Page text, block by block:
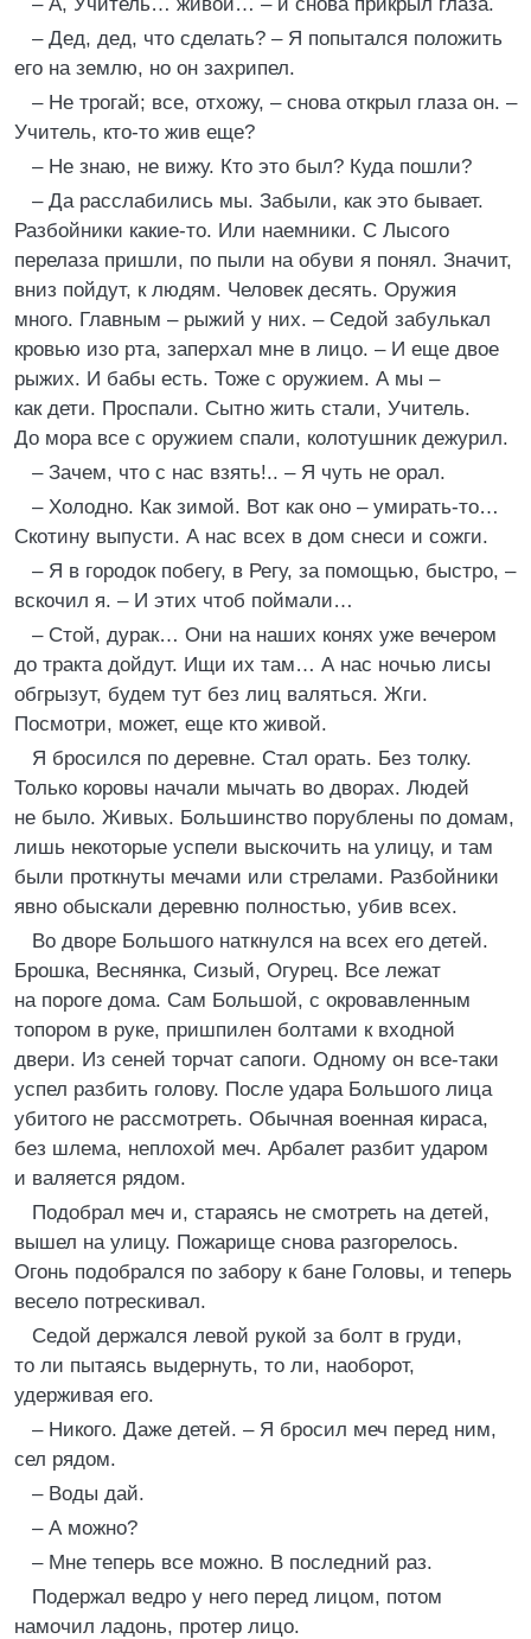
– Дед, дед, что сделать? – Я попытался положить
его на землю, но он захрипел.
– Не трогай; все, отхожу, – снова открыл глаза он. –
Учитель, кто-то жив еще?
– Не знаю, не вижу. Кто это был? Куда пошли?
– Да расслабились мы. Забыли, как это бывает.
Разбойники какие-то. Или наемники. С Лысого
перелаза пришли, по пыли на обуви я понял. Значит,
вниз пойдут, к людям. Человек десять. Оружия
много. Главным – рыжий у них. – Седой забулькал
кровью изо рта, заперхал мне в лицо. – И еще двое
рыжих. И бабы есть. Тоже с оружием. А мы –
как дети. Проспали. Сытно жить стали, Учитель.
До мора все с оружием спали, колотушник дежурил.
– Зачем, что с нас взять!.. – Я чуть не орал.
– Холодно. Как зимой. Вот как оно – умирать-то…
Скотину выпусти. А нас всех в дом снеси и сожги.
– Я в городок побегу, в Регу, за помощью, быстро, –
вскочил я. – И этих чтоб поймали…
– Стой, дурак… Они на наших конях уже вечером
до тракта дойдут. Ищи их там… А нас ночью лисы
обгрызут, будем тут без лиц валяться. Жги.
Посмотри, может, еще кто живой.
Я бросился по деревне. Стал орать. Без толку.
Только коровы начали мычать во дворах. Людей
не было. Живых. Большинство порублены по домам,
лишь некоторые успели выскочить на улицу, и там
были проткнуты мечами или стрелами. Разбойники
явно обыскали деревню полностью, убив всех.
Во дворе Большого наткнулся на всех его детей.
Брошка, Веснянка, Сизый, Огурец. Все лежат
на пороге дома. Сам Большой, с окровавленным
топором в руке, пришпилен болтами к входной
двери. Из сеней торчат сапоги. Одному он все-таки
успел разбить голову. После удара Большого лица
убитого не рассмотреть. Обычная военная кираса,
без шлема, неплохой меч. Арбалет разбит ударом
и валяется рядом.
Подобрал меч и, стараясь не смотреть на детей,
вышел на улицу. Пожарище снова разгорелось.
Огонь подобрался по забору к бане Головы, и теперь
весело потрескивал.
Седой держался левой рукой за болт в груди,
то ли пытаясь выдернуть, то ли, наоборот,
удерживая его.
– Никого. Даже детей. – Я бросил меч перед ним,
сел рядом.
– Воды дай.
– А можно?
– Мне теперь все можно. В последний раз.
Подержал ведро у него перед лицом, потом
намочил ладонь, протер лицо.